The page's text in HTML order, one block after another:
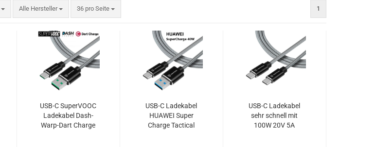
Alle Hersteller 36 pro Seite
pro Seite 1
USB-C SuperVOOC
Ladekabel Dash-
Warp-Dart Charge
USB-C Ladekabel
HUAWEI Super
Charge Tactical
USB-C Ladekabel
sehr schnell mit
100W 20V 5A